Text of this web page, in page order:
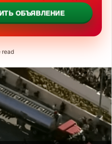
ОБЪЯВЛЕНИЕ
read